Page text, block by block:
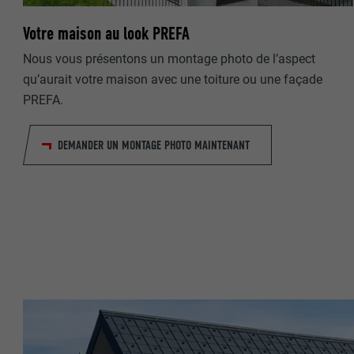
Votre maison au look PREFA
Nous vous présentons un montage photo de l’aspect
qu’aurait votre maison avec une toiture ou une façade
PREFA.
DEMANDER UN MONTAGE PHOTO MAINTENANT
UTILITÉ
NOM
EXPIRATION
UTILITÉ